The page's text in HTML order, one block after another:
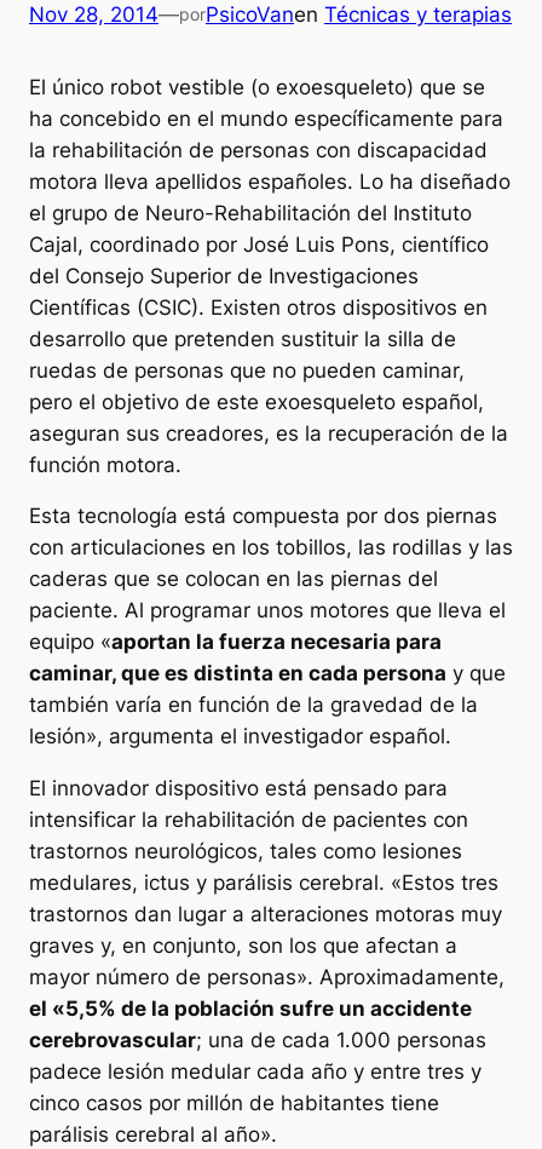
Nov 28, 2014—porPsicoVanen Técnicas y terapias
El único robot vestible (o exoesqueleto) que se
ha concebido en el mundo específicamente para
la rehabilitación de personas con discapacidad
motora lleva apellidos españoles. Lo ha diseñado
el grupo de Neuro-Rehabilitación del Instituto
Cajal, coordinado por José Luis Pons, científico
del Consejo Superior de Investigaciones
Científicas (CSIC). Existen otros dispositivos en
desarrollo que pretenden sustituir la silla de
ruedas de personas que no pueden caminar,
pero el objetivo de este exoesqueleto español,
aseguran sus creadores, es la recuperación de la
función motora.
Esta tecnología está compuesta por dos piernas
con articulaciones en los tobillos, las rodillas y las
caderas que se colocan en las piernas del
paciente. Al programar unos motores que lleva el
equipo «aportan la fuerza necesaria para
caminar, que es distinta en cada persona y que
también varía en función de la gravedad de la
lesión», argumenta el investigador español.
El innovador dispositivo está pensado para
intensificar la rehabilitación de pacientes con
trastornos neurológicos, tales como lesiones
medulares, ictus y parálisis cerebral. «Estos tres
trastornos dan lugar a alteraciones motoras muy
graves y, en conjunto, son los que afectan a
mayor número de personas». Aproximadamente,
el «5,5% de la población sufre un accidente
cerebrovascular; una de cada 1.000 personas
padece lesión medular cada año y entre tres y
cinco casos por millón de habitantes tiene
parálisis cerebral al año».